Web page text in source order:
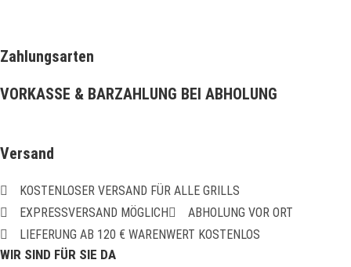
Zahlungsarten
VORKASSE & BARZAHLUNG BEI ABHOLUNG
Versand
KOSTENLOSER VERSAND FÜR ALLE GRILLS
EXPRESSVERSAND MÖGLICH
ABHOLUNG VOR ORT
LIEFERUNG AB 120 € WARENWERT KOSTENLOS
WIR SIND FÜR SIE DA